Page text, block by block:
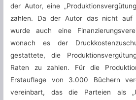
der Autor, eine
zahlen. Da der Autor das nicht auf
wurde auch eine
wonach es der
gestattete, die
Raten zu zahlen. Für die
Erstauflage von 3.000 Büchern
vereinbart, das die Parteien als